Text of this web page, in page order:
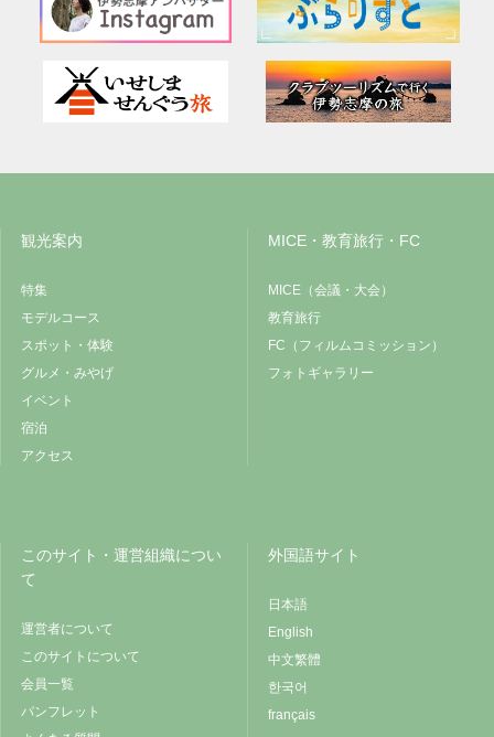
観光案内
特集
モデルコース
スポット・体験
グルメ・みやげ
イベント
宿泊
アクセス
MICE・教育旅行・FC
MICE（会議・大会）
教育旅行
FC（フィルムコミッション）
フォトギャラリー
このサイト・運営組織につい
て
運営者について
このサイトについて
会員一覧
パンフレット
外国語サイト
日本語
English
中文繁體
한국어
français